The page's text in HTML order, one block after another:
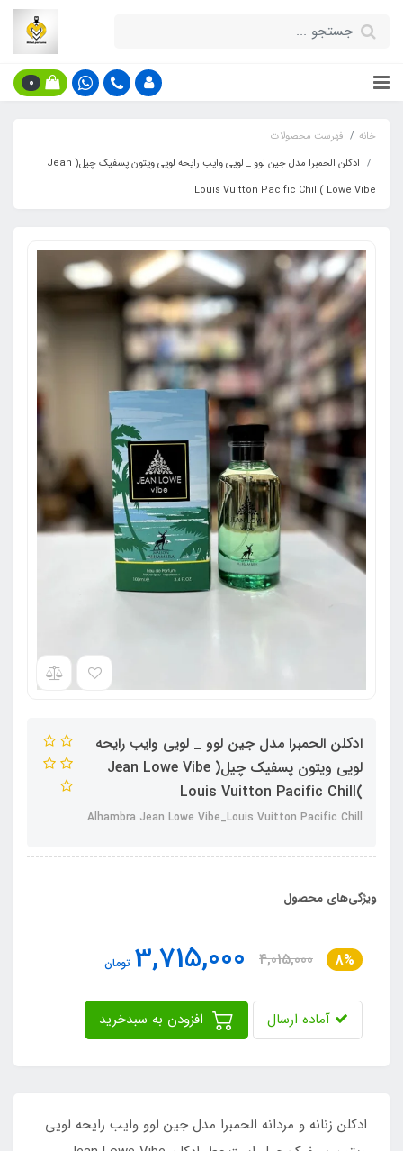
0
خانه
فهرست محصولات
ادکلن الحمبرا مدل جین لوو _ لویی وایب رایحه لویی ویتون پسفیک چیل( Jean
Lowe Vibe )Louis Vuitton Pacific Chill
ادکلن الحمبرا مدل جین لوو _ لویی وایب رایحه
لویی ویتون پسفیک چیل( Jean Lowe Vibe
)Louis Vuitton Pacific Chill
Alhambra Jean Lowe Vibe_Louis Vuitton Pacific Chill
ویژگی‌های محصول
8%
4,015,000
3,715,000 تومان
آماده ارسال
ادکلن زنانه و مردانه الحمبرا مدل جین لوو وایب رایحه لویی